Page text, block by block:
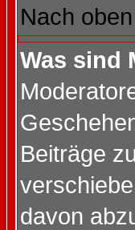
Nach oben
Was sind
Beiträge
davon